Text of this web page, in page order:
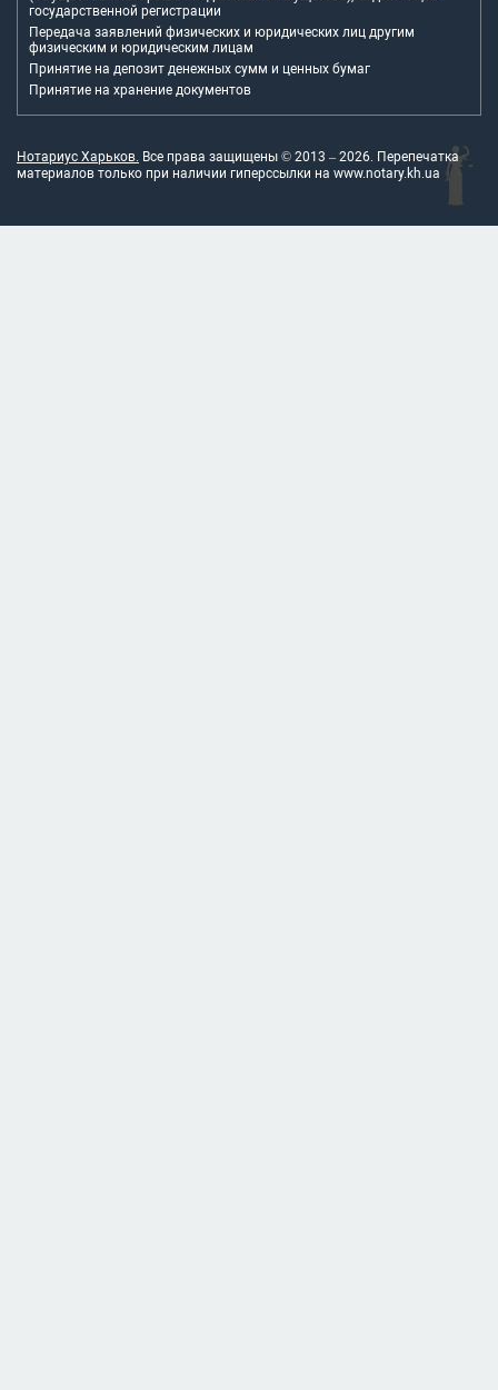
государственной регистрации
Передача заявлений физических и юридических лиц другим
физическим и юридическим лицам
Принятие на депозит денежных сумм и ценных бумаг
Принятие на хранение документов
Нотариус Харьков. Все права защищены © 2013 – 2026. Перепечатка
материалов только при наличии гиперссылки на www.notary.kh.ua